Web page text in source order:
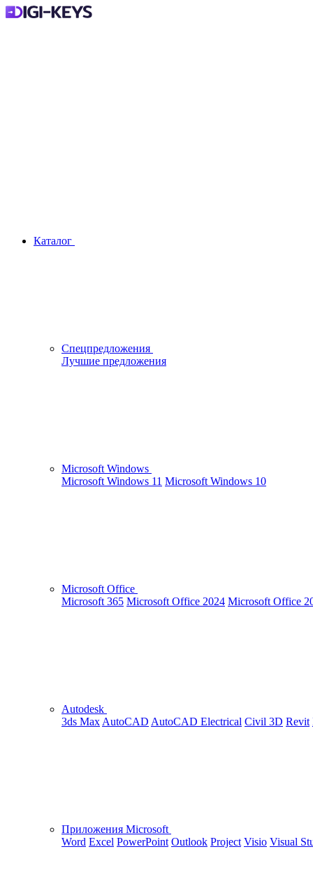
Каталог
Спецпредложения
Лучшие предложения
Microsoft Windows
Microsoft Windows 11 Microsoft Windows 10
Microsoft Office
Microsoft 365 Microsoft Office 2024 Microsoft Office
Autodesk
3ds Max AutoCAD AutoCAD Electrical Civil 3D Revit
Приложения Microsoft
Word Excel PowerPoint Outlook Project Visio Visual